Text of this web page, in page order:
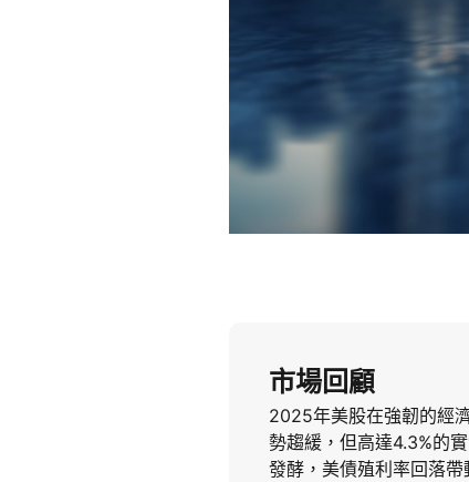
市場回顧
2025年美股在強韌的經
勢趨緩，但高達4.3%的
發酵，美債殖利率回落